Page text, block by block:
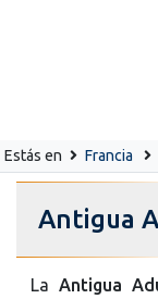
Estás en Francia
Antigua
La Antigua